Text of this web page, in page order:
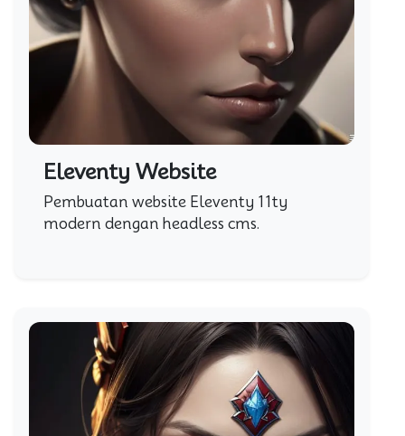
Eleventy Website
Pembuatan website Eleventy 11ty
modern dengan headless cms.